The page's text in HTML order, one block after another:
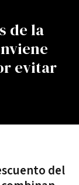
de la
evitar
del